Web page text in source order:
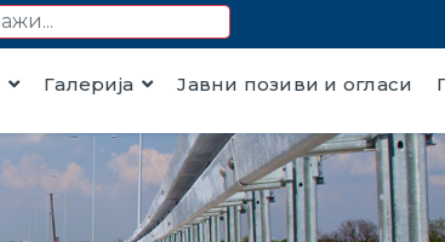
Галерија Јавни позиви и огласи